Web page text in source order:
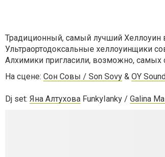
Традиционный, самый лучший Хеллоуин
Ультраортодоксальные хеллоуинщики
Алхимики пригласили, возможно, самых
На сцене: Сон Совы / Son Sovy & OY
Dj set: Яна Алтухова FunkyIanky / Galina